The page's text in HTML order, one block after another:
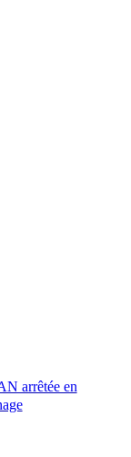
arrêtée en